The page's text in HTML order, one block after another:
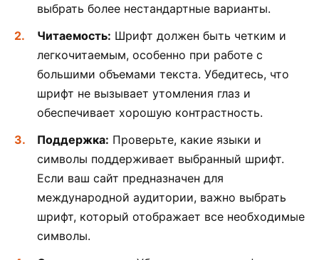
выбрать более нестандартные варианты.
Читаемость: Шрифт должен быть четким и
легкочитаемым, особенно при работе с
большими объемами текста. Убедитесь, что
шрифт не вызывает утомления глаз и
обеспечивает хорошую контрастность.
Поддержка: Проверьте, какие языки и
символы поддерживает выбранный шрифт.
Если ваш сайт предназначен для
международной аудитории, важно выбрать
шрифт, который отображает все необходимые
символы.